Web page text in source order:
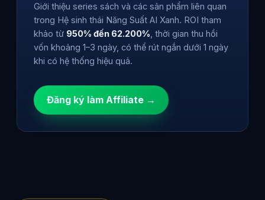
Giới thiệu series sách và các sản phẩm liên quan
trong Hệ sinh thái Năng Suất AI Xanh. ROI tham
khảo từ 950% đến 62.200% , thời gian thu hồi
vốn khoảng 1–3 ngày, có thể rút ngắn dưới 1 ngày
khi có hệ thống hiệu quả.
Đăng ký làm Affiliate →